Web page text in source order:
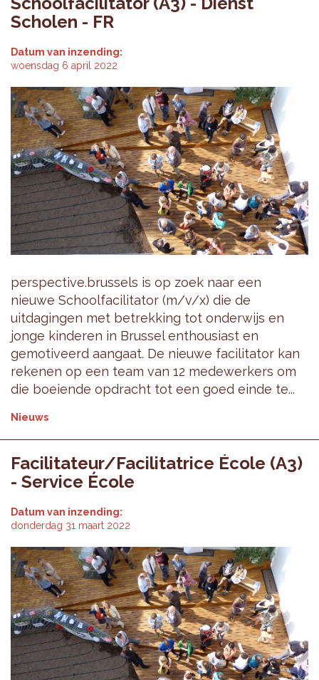
Scholen - FR
Datum van inzending:
woensdag 6 april 2022
perspective.brussels is op zoek naar een
nieuwe Schoolfacilitator (m/v/x) die de
uitdagingen met betrekking tot onderwijs en
jonge kinderen in Brussel enthousiast en
gemotiveerd aangaat. De nieuwe facilitator kan
rekenen op een team van 12 medewerkers om
die boeiende opdracht tot een goed einde te...
Nieuws
Facilitateur/Facilitatrice École (A3)
- Service École
Datum van inzending:
donderdag 31 maart 2022